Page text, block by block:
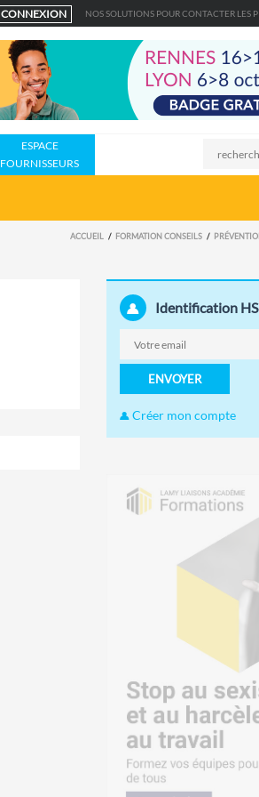
CONNEXION NOS SOLUTIONS POUR CONTACTER LES
ESPACE
FOURNISSEURS
ACCUEIL FORMATION CONSEILS
Identification
ENVOYER
Créer mon compte